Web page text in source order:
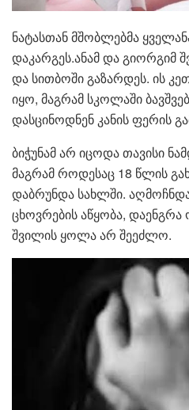
ნატასთან მშობლებმა
დაკარგეს.ანამ და გიორგიმ
და სითბოში გაზარდეს. ის
იყო, მაგრამ სკოლაში
დასცინოდნენ კანის ფერის
ბიჭუნამ არ იცოდა თავისი
მაგრამ როდესაც 18 წლის
დაბრუნდა სახლში.
ცხოვრების აწყობა, დაენგრა
შვილის ყოლა არ შეეძლო.